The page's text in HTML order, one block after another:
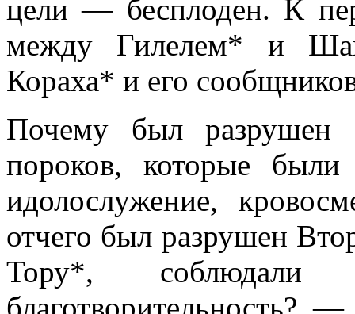
цели — бесплоден. К
между Гилелем* и
Кораха* и его
Почему был
пороков, которые
идолослужение,
отчего был разрушен
Тору*,